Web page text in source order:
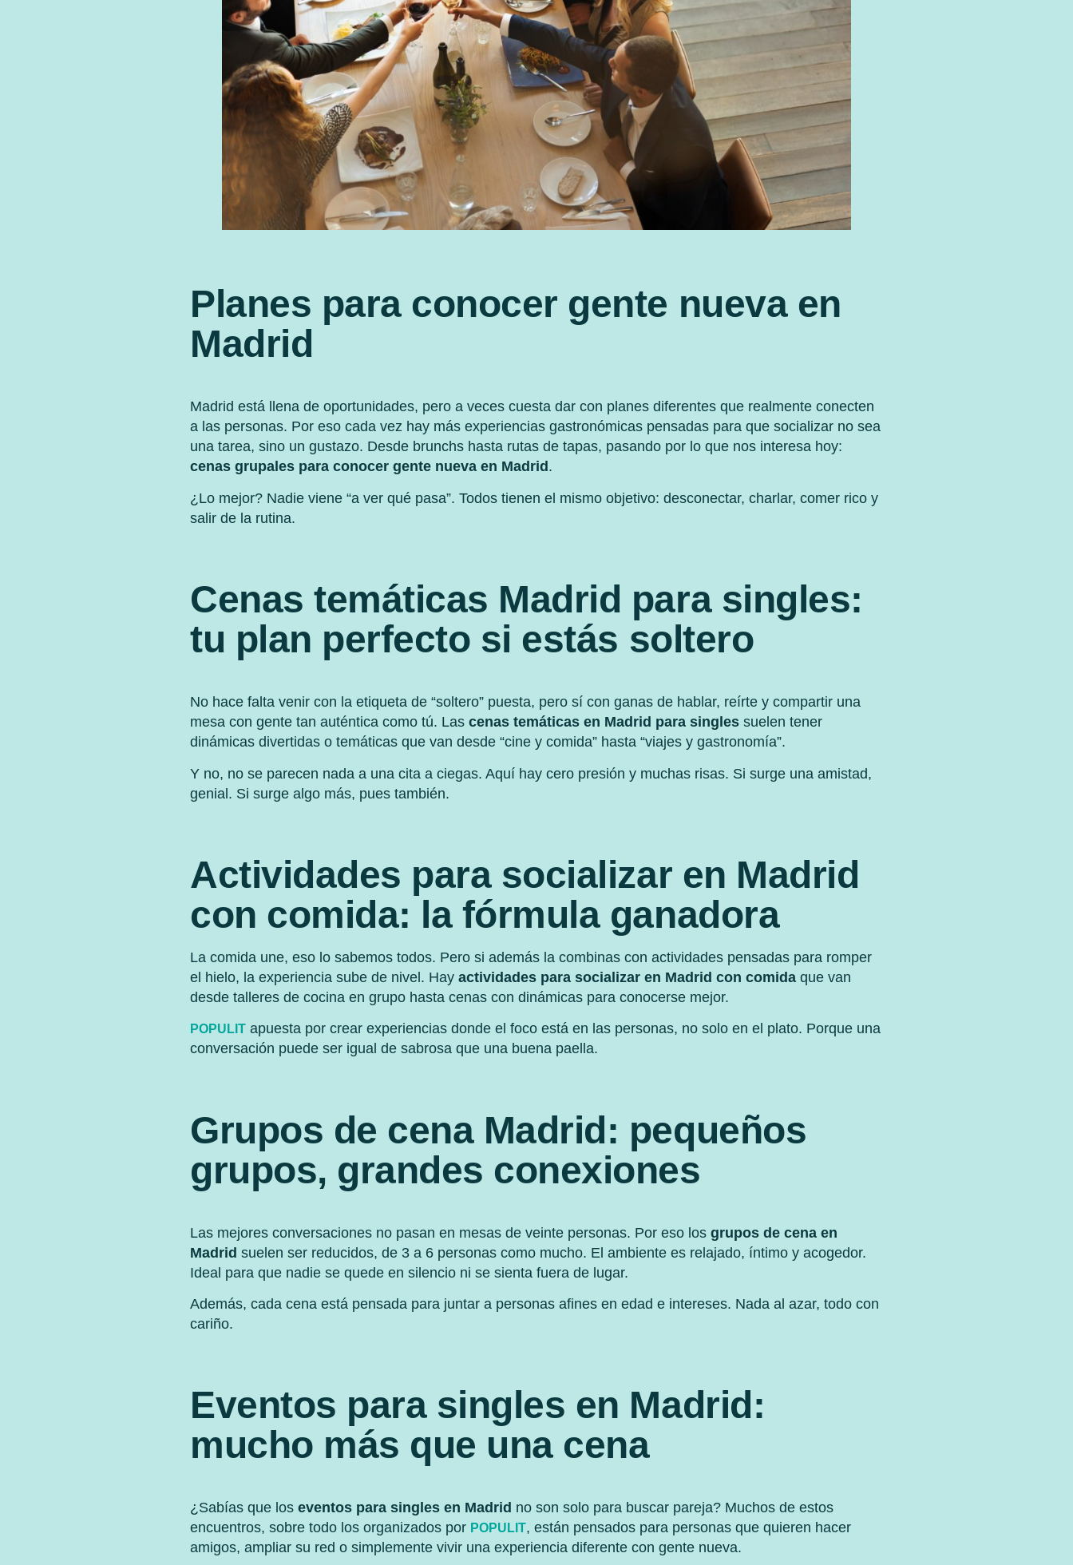
Planes para conocer gente nueva en
Madrid
Madrid está llena de oportunidades, pero a veces cuesta dar con planes diferentes que realmente conecten
a las personas. Por eso cada vez hay más experiencias gastronómicas pensadas para que socializar no sea
una tarea, sino un gustazo. Desde brunchs hasta rutas de tapas, pasando por lo que nos interesa hoy:
cenas grupales para conocer gente nueva en Madrid .
¿Lo mejor? Nadie viene “a ver qué pasa”. Todos tienen el mismo objetivo: desconectar, charlar, comer rico y
salir de la rutina.
Cenas temáticas Madrid para singles:
tu plan perfecto si estás soltero
No hace falta venir con la etiqueta de “soltero” puesta, pero sí con ganas de hablar, reírte y compartir una
mesa con gente tan auténtica como tú. Las cenas temáticas en Madrid para singles suelen tener
dinámicas divertidas o temáticas que van desde “cine y comida” hasta “viajes y gastronomía”.
Y no, no se parecen nada a una cita a ciegas. Aquí hay cero presión y muchas risas. Si surge una amistad,
genial. Si surge algo más, pues también.
Actividades para socializar en Madrid
con comida: la fórmula ganadora
La comida une, eso lo sabemos todos. Pero si además la combinas con actividades pensadas para romper
el hielo, la experiencia sube de nivel. Hay actividades para socializar en Madrid con comida que van
desde talleres de cocina en grupo hasta cenas con dinámicas para conocerse mejor.
POPULIT apuesta por crear experiencias donde el foco está en las personas, no solo en el plato. Porque una
conversación puede ser igual de sabrosa que una buena paella.
Grupos de cena Madrid: pequeños
grupos, grandes conexiones
Las mejores conversaciones no pasan en mesas de veinte personas. Por eso los grupos de cena en
Madrid suelen ser reducidos, de 3 a 6 personas como mucho. El ambiente es relajado, íntimo y acogedor.
Ideal para que nadie se quede en silencio ni se sienta fuera de lugar.
Además, cada cena está pensada para juntar a personas afines en edad e intereses. Nada al azar, todo con
cariño.
Eventos para singles en Madrid:
mucho más que una cena
¿Sabías que los eventos para singles en Madrid no son solo para buscar pareja? Muchos de estos
encuentros, sobre todo los organizados por POPULIT, están pensados para personas que quieren hacer
amigos, ampliar su red o simplemente vivir una experiencia diferente con gente nueva.